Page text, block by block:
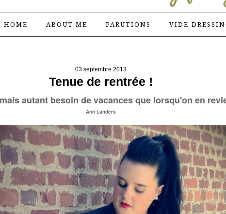
HOME ABOUT ME PARUTIONS VIDE-
03 septembre 2013
Tenue de rentrée !
autant besoin de vacances que lorsqu'on en
Ann Landers